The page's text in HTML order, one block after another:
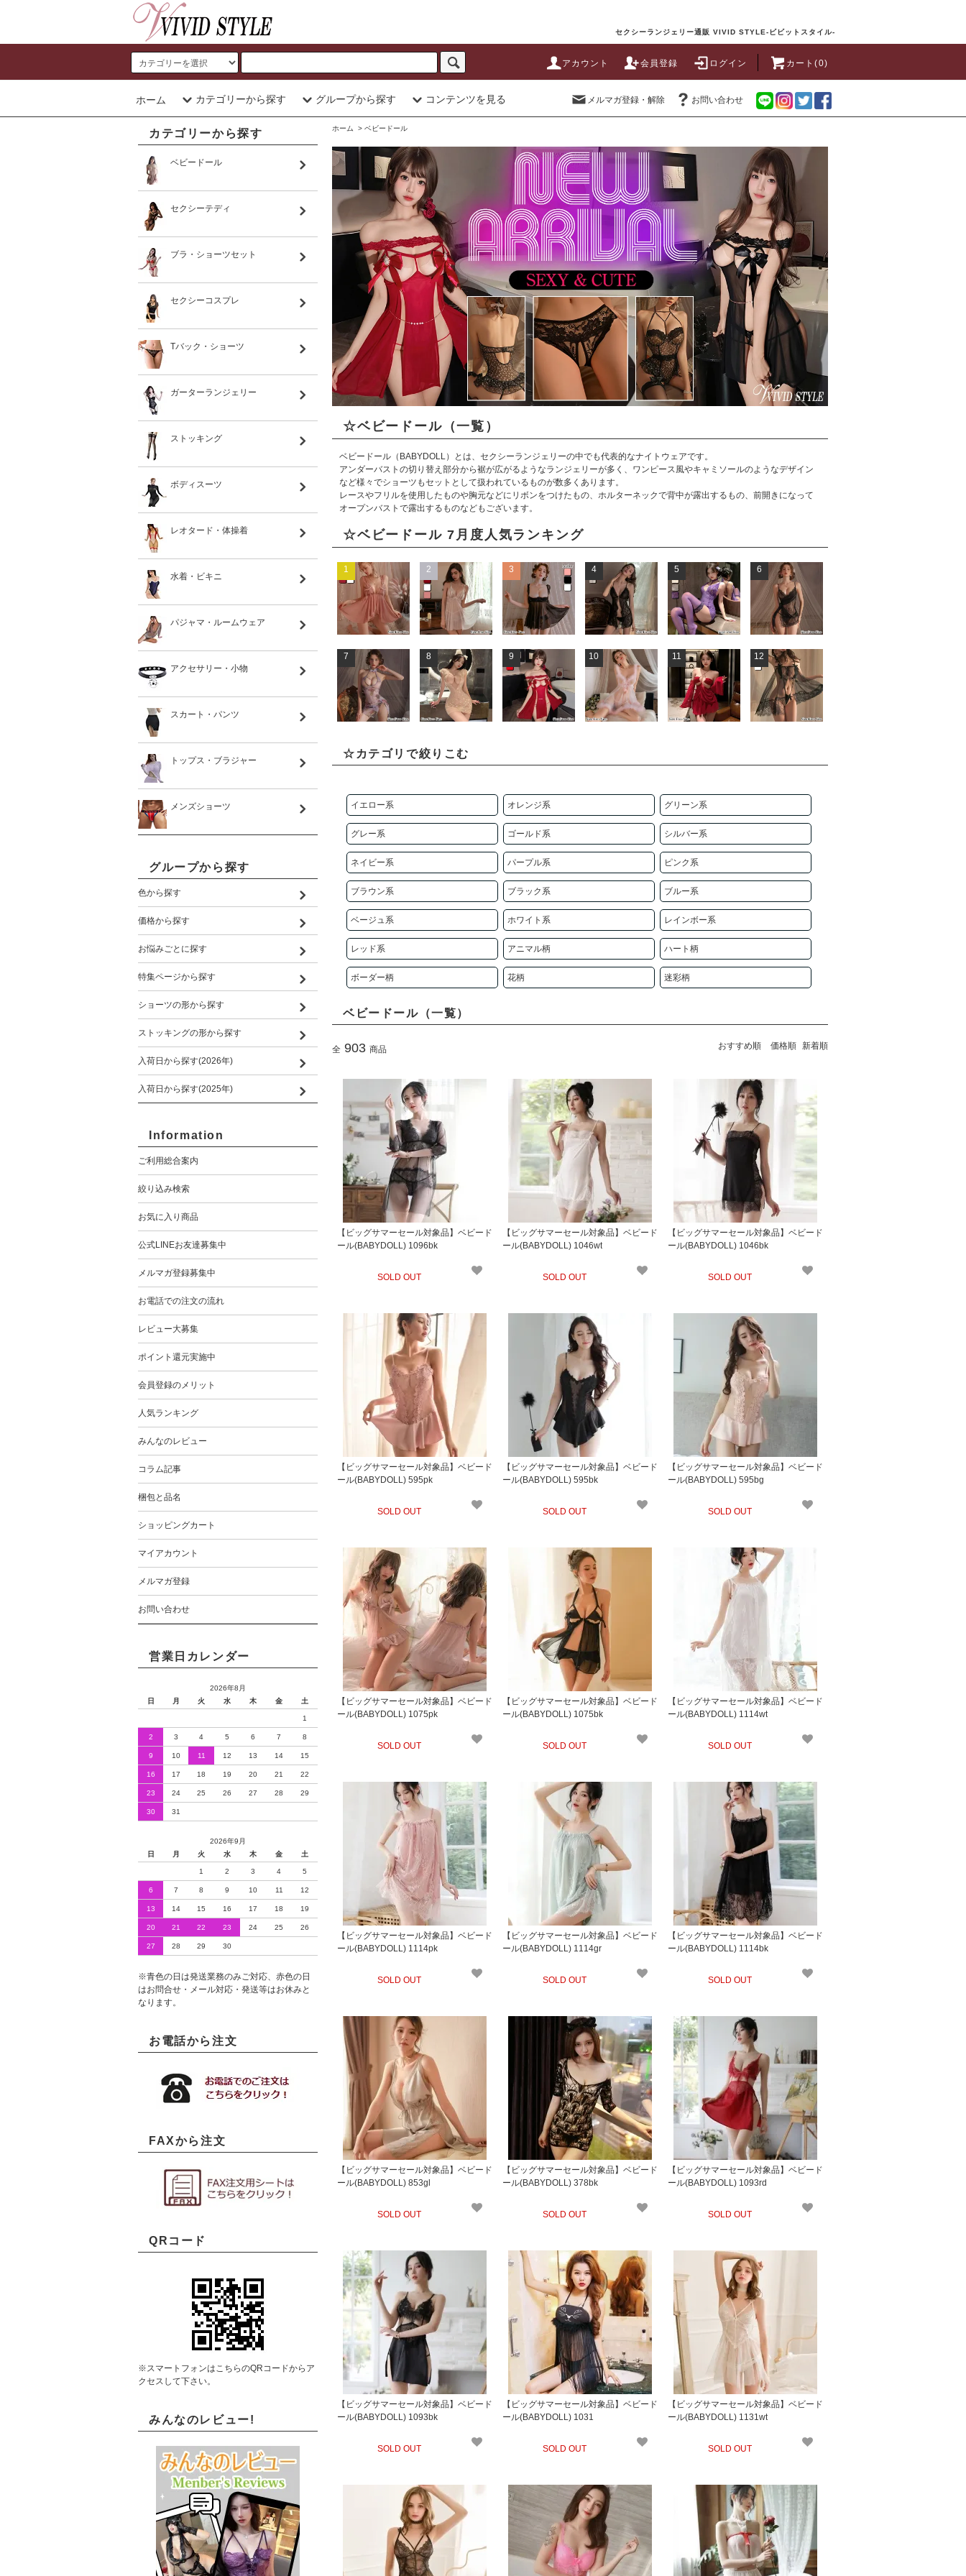
セクシーランジェリー通販 VIVID STYLE-ビビットスタイル-
アカウント 会員登録 ログイン カート(0)
ホーム カテゴリーから探す グループから探す コンテンツを見る メルマガ登録・解除 お問い合わせ
ホーム > ベビードール
☆ベビードール（一覧）
ベビードール（BABYDOLL）とは、セクシーランジェリーの中でも代表的なナイトウェアです。
アンダーバストの切り替え部分から裾が広がるようなランジェリーが多く、ワンピース風やキャミソールのようなデザイン
など様々でショーツもセットとして扱われているものが数多くあります。
レースやフリルを使用したものや胸元などにリボンをつけたもの、ホルターネックで背中が露出するもの、前開きになって
オープンバストで露出するものなどもございます。
☆ベビードール 7月度人気ランキング
1 2 3 4 5 6
7 8 9 10 11 12
☆カテゴリで絞りこむ
イエロー系 オレンジ系 グリーン系
グレー系 ゴールド系 シルバー系
ネイビー系 パープル系 ピンク系
ブラウン系 ブラック系 ブルー系
ベージュ系 ホワイト系 レインボー系
レッド系 アニマル柄 ハート柄
ボーダー柄 花柄 迷彩柄
ベビードール（一覧）
全 903 商品 おすすめ順 価格順 新着順
【ビッグサマーセール対象品】ベビード
ール(BABYDOLL) 1096bk
SOLD OUT
【ビッグサマーセール対象品】ベビード
ール(BABYDOLL) 1046wt
SOLD OUT
【ビッグサマーセール対象品】ベビード
ール(BABYDOLL) 1046bk
SOLD OUT
【ビッグサマーセール対象品】ベビード
ール(BABYDOLL) 595pk
SOLD OUT
【ビッグサマーセール対象品】ベビード
ール(BABYDOLL) 595bk
SOLD OUT
【ビッグサマーセール対象品】ベビード
ール(BABYDOLL) 595bg
SOLD OUT
【ビッグサマーセール対象品】ベビード
ール(BABYDOLL) 1075pk
SOLD OUT
【ビッグサマーセール対象品】ベビード
ール(BABYDOLL) 1075bk
SOLD OUT
【ビッグサマーセール対象品】ベビード
ール(BABYDOLL) 1114wt
SOLD OUT
【ビッグサマーセール対象品】ベビード
ール(BABYDOLL) 1114pk
SOLD OUT
【ビッグサマーセール対象品】ベビード
ール(BABYDOLL) 1114gr
SOLD OUT
【ビッグサマーセール対象品】ベビード
ール(BABYDOLL) 1114bk
SOLD OUT
【ビッグサマーセール対象品】ベビード
ール(BABYDOLL) 853gl
SOLD OUT
【ビッグサマーセール対象品】ベビード
ール(BABYDOLL) 378bk
SOLD OUT
【ビッグサマーセール対象品】ベビード
ール(BABYDOLL) 1093rd
SOLD OUT
【ビッグサマーセール対象品】ベビード
ール(BABYDOLL) 1093bk
SOLD OUT
【ビッグサマーセール対象品】ベビード
ール(BABYDOLL) 1031
SOLD OUT
【ビッグサマーセール対象品】ベビード
ール(BABYDOLL) 1131wt
SOLD OUT
カテゴリーから探す
ベビードール
セクシーテディ
ブラ・ショーツセット
セクシーコスプレ
Tバック・ショーツ
ガーターランジェリー
ストッキング
ボディスーツ
レオタード・体操着
水着・ビキニ
パジャマ・ルームウェア
アクセサリー・小物
スカート・パンツ
トップス・ブラジャー
メンズショーツ
グループから探す
色から探す
価格から探す
お悩みごとに探す
特集ページから探す
ショーツの形から探す
ストッキングの形から探す
入荷日から探す(2026年)
入荷日から探す(2025年)
Information
ご利用総合案内
絞り込み検索
お気に入り商品
公式LINEお友達募集中
メルマガ登録募集中
お電話での注文の流れ
レビュー大募集
ポイント還元実施中
会員登録のメリット
人気ランキング
みんなのレビュー
コラム記事
梱包と品名
ショッピングカート
マイアカウント
メルマガ登録
お問い合わせ
営業日カレンダー
2026年8月
日
月 火 水 木 金 土
1
2 3 4 5 6 7 8
9 10 11 12 13 14 15
16 17 18 19 20 21 22
23 24 25 26 27 28 29
30 31
2026年9月
日
月 火 水 木 金 土
1 2 3 4 5
6 7 8 9 10 11 12
13 14 15 16 17 18 19
20 21 22 23 24 25 26
27 28 29 30
※青色の日は発送業務のみご対応、赤色の日
はお問合せ・メール対応・発送等はお休みと
なります。
お電話から注文
FAXから注文
QRコード
※スマートフォンはこちらのQRコードからア
クセスして下さい。
みんなのレビュー!